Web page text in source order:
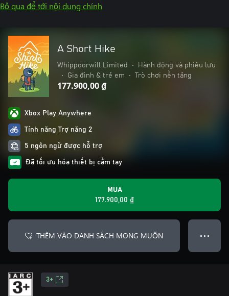
Bỏ qua để tới nội dung chính
A Short Hike
Whippoorwill Limited •
Hành động và phiêu lưu
•
Gia đình & trẻ em • Trò chơi nền tảng
177.900,00 ₫
Xbox Play Anywhere
Tính năng Trợ năng 2
5 ngôn ngữ được hỗ trợ
Đã tối ưu hóa thiết bị cầm tay
MUA
177.900,00 ₫
THÊM VÀO DANH SÁCH MONG MUỐN ● ● ●
3+